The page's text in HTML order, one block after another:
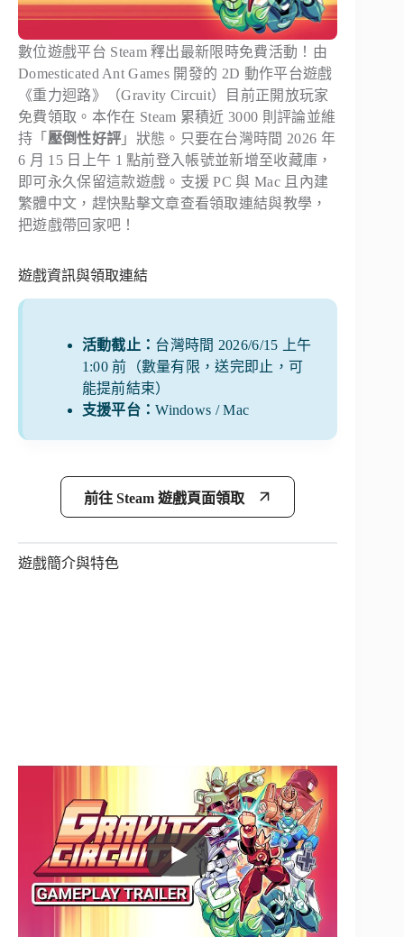
數位遊戲平台 Steam 釋出最新限時免費活動！由
Domesticated Ant Games 開發的 2D 動作平台遊戲
《重力迴路》（Gravity Circuit）目前正開放玩家
免費領取。本作在 Steam 累積近 3000 則評論並維
持「 壓倒性好評 」狀態。只要在台灣時間 2026 年
6 月 15 日上午 1 點前登入帳號並新增至收藏庫，
即可永久保留這款遊戲。支援 PC 與 Mac 且內建
繁體中文，趕快點擊文章查看領取連結與教學，
把遊戲帶回家吧！
遊戲資訊與領取連結
活動截止： 台灣時間 2026/6/15 上午
1:00 前（數量有限，送完即止，可
能提前結束）
支援平台：Windows / Mac
前往 Steam 遊戲頁面領取
遊戲簡介與特色